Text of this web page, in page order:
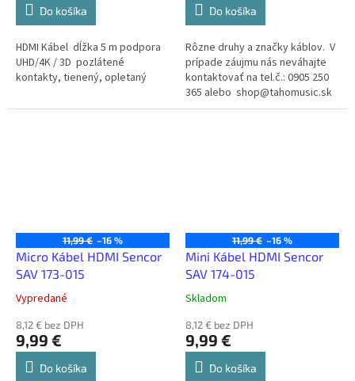
Do košíka
HDMI Kábel dĺžka 5 m podpora
UHD/4K / 3D pozlátené
kontakty, tienený, opletaný
Do košíka
Rôzne druhy a značky káblov. V
prípade záujmu nás neváhajte
kontaktovať na tel.č.: 0905 250
365 alebo shop@tahomusic.sk
11,99 € –16 %
Micro Kábel HDMI Sencor
SAV 173-015
Vypredané
8,12 € bez DPH
9,99 €
Do košíka
11,99 € –16 %
Mini Kábel HDMI Sencor
SAV 174-015
Skladom
8,12 € bez DPH
9,99 €
Do košíka